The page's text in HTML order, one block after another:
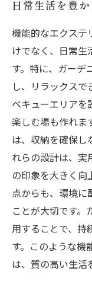
日常生活を豊
機能的なエクステ
けでなく、日常生
す。特に、ガーデ
し、リラックスで
ベキューエリアを
楽しむ場も作れま
は、収納を確保し
れらの設計は、実
の印象を大きく向
点からも、環境に
ことが大切です
用することで、持
す。このような機
は、質の高い生活